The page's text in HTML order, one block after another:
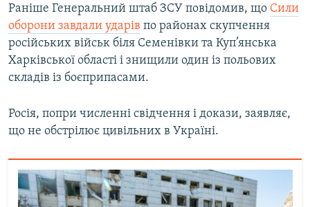
Раніше Генеральний штаб ЗСУ повідомив, що Сили
оборони завдали ударів по районах скупчення
російських військ біля Семенівки та Куп’янська
Харківської області і знищили один із польових
складів із боєприпасами.
Росія, попри численні свідчення і докази, заявляє,
що не обстрілює цивільних в Україні.